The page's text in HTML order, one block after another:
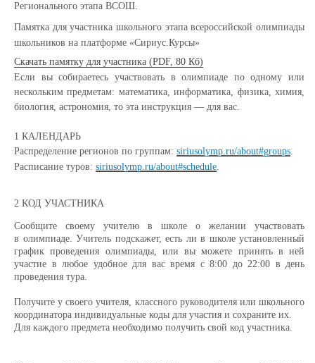
Регионального этапа ВСОШ.
Памятка для участника школьного этапа всероссийской олимпиады
школьников на платформе «Сириус.Курсы»
Скачать памятку для участника (PDF, 80 Кб)
Если вы собираетесь участвовать в олимпиаде по одному или
нескольким предметам: математика, информатика, физика, химия,
биология, астрономия, то эта инструкция — для вас.
1 КАЛЕНДАРЬ
Распределение регионов по группам: siriusolymp.ru/about#groups.
Расписание туров: siriusolymp.ru/about#schedule.
2 КОД УЧАСТНИКА
Сообщите своему учителю в школе о желании участвовать
в олимпиаде. Учитель подскажет, есть ли в школе установленный
график проведения олимпиады, или вы можете принять в ней
участие в любое удобное для вас время с 8:00 до 22:00 в день
проведения тура.
Получите у своего учителя, классного руководителя или школьного
координатора индивидуальные коды для участия и сохраните их.
Для каждого предмета необходимо получить свой код участника.